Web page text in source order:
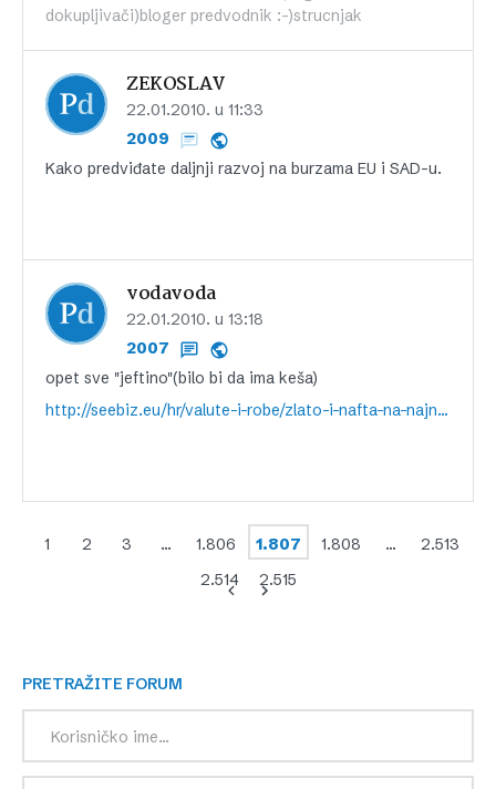
dokupljivači)bloger predvodnik :-)strucnjak
ZEKOSLAV
22.01.2010. u 11:33
2009
Kako predviđate daljnji razvoj na burzama EU i SAD-u.
vodavoda
22.01.2010. u 13:18
2007
opet sve "jeftino"(bilo bi da ima keša)
http://seebiz.eu/hr/valute-i-robe/zlato-i-nafta-na-najnizoj-razini-ove-godine,66563.html
1 2 3 … 1.806 1.807 1.808 …
2.513
2.514
2.515
PRETRAŽITE FORUM